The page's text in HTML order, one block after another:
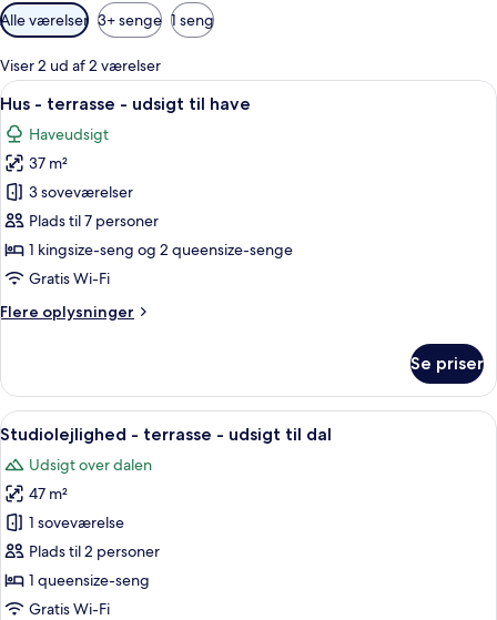
Tilgængelige
filtre
for
værelser
Alle værelser 3+ senge 1 seng
Viser 2 ud af 2 værelser
Indlæs
alle
billeder
af
Hus
-
terrasse
-
til
Et værelse med en stor seng, en
13
Hus - terrasse - udsigt til have
Haveudsigt
37 m²
3 soveværelser
Plads til 7 personer
1 kingsize-seng og 2 queensize-senge
Gratis Wi-Fi
Flere oplysninger
Flere
-
terrasse
-
til
have
Se priser
Indlæs
alle
billeder
af
Studiolejlighed
-
terrasse
-
Et soveværelse med seng, stol, lille
8
Studiolejlighed - terrasse - udsigt til dal
Udsigt over dalen
47 m²
1 soveværelse
Plads til 2 personer
1 queensize-seng
Gratis Wi-Fi